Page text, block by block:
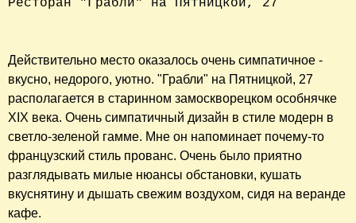
Ресторан "Грабли" на Пятницкой, 27
Действительно место оказалось очень симпатичное -
вкусно, недорого, уютно. "Грабли" на Пятницкой, 27
располагается в старинном замоскворецком особнячке
XIX века. Очень симпатичный дизайн в стиле модерн в
светло-зеленой гамме. Мне он напоминает почему-то
французский стиль прованс. Очень было приятно
разглядывать милые нюансы обстановки, кушать
вкуснятину и дышать свежим воздухом, сидя на веранде
кафе.